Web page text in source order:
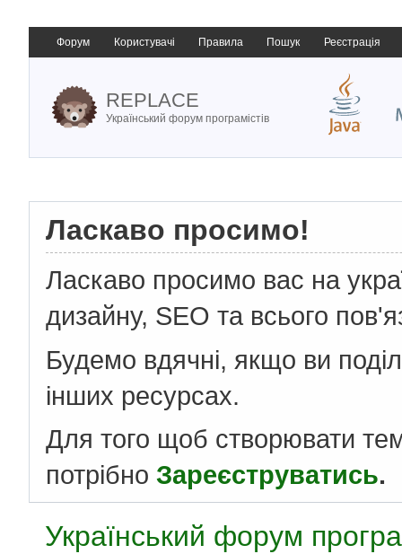
Форум Користувачі Правила Пошук Реєстрація
REPLACE
Український форум програмістів
Ласкаво просимо!
Ласкаво просимо вас на
дизайну, SEO та всього
Будемо вдячні, якщо ви
інших ресурсах.
Для того щоб створювати
потрібно Зареєструватись.
Український форум